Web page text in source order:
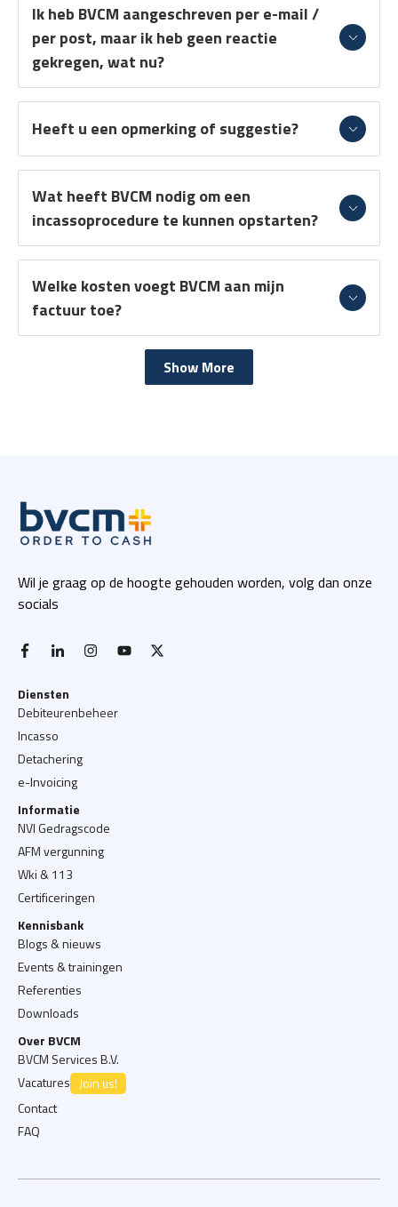
Ik heb BVCM aangeschreven per e-mail /
per post, maar ik heb geen reactie
gekregen, wat nu?
Heeft u een opmerking of suggestie?
Wat heeft BVCM nodig om een
incassoprocedure te kunnen opstarten?
Welke kosten voegt BVCM aan mijn
factuur toe?
Show More
Wil je graag op de hoogte gehouden worden, volg dan onze
socials
facebook-flinkedin-ininstagramyoutube
Diensten
Debiteurenbeheer
Incasso
Detachering
e-Invoicing
Informatie
NVI Gedragscode
AFM vergunning
Wki & 113
Certificeringen
Kennisbank
Blogs & nieuws
Events & trainingen
Referenties
Downloads
Over BVCM
BVCM Services B.V.
Vacatures Join us!
Contact
FAQ